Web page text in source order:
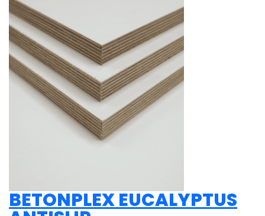
BETONPLEX EUCALYPTUS